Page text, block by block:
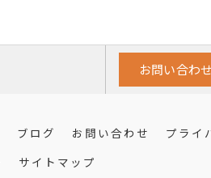
お問い合わ
ブログ お問い合わせ
プライ
サイトマップ